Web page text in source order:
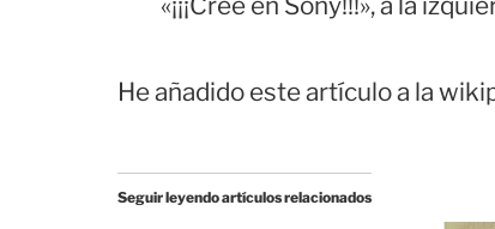
He añadido este artículo a la
Seguir leyendo artículos relacionados